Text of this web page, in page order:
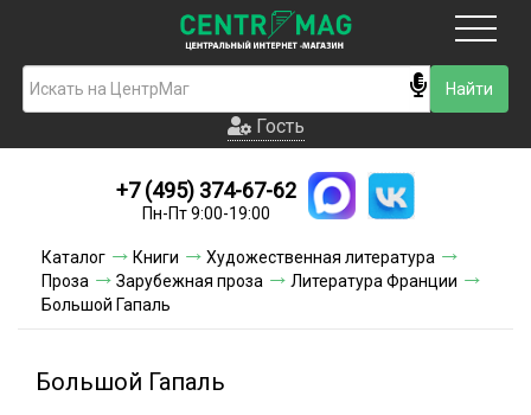
Гость
Новинки
Условия доставки
Гость
+7 (495) 374-67-62
Пн-Пт 9:00-19:00
Каталог Книги
Художественная литература
Проза
Зарубежная проза
Литература Франции
Большой Гапаль
Большой Гапаль